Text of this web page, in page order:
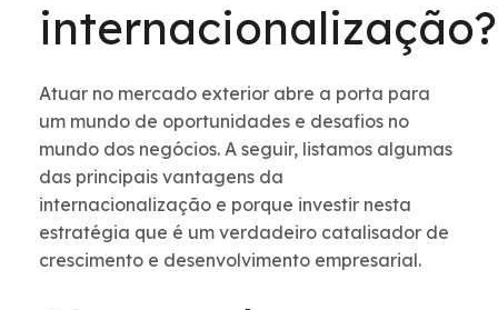
Atuar no mercado exterior abre a porta para
um mundo de oportunidades e desafios no
mundo dos negócios. A seguir, listamos algumas
das principais vantagens da
internacionalização e porque investir nesta
estratégia que é um verdadeiro catalisador de
crescimento e desenvolvimento empresarial.